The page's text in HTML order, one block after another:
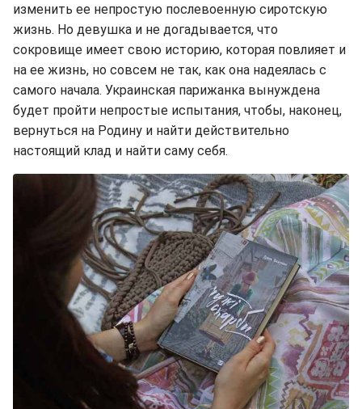
изменить ее непростую послевоенную сиротскую
жизнь. Но девушка и не догадывается, что
сокровище имеет свою историю, которая повлияет и
на ее жизнь, но совсем не так, как она надеялась с
самого начала. Украинская парижанка вынуждена
будет пройти непростые испытания, чтобы, наконец,
вернуться на Родину и найти действительно
настоящий клад и найти саму себя.